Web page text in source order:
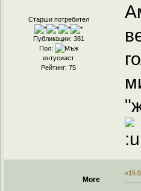
Старши потребител
Публикации: 381
Пол:
ентусиаст
Рейтинг: 75
More